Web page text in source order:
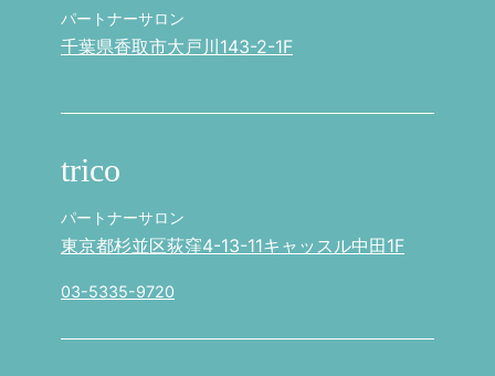
パートナーサロン
千葉県香取市大戸川143-2-1F
trico
パートナーサロン
東京都杉並区荻窪4-13-11キャッスル中田1F
03-5335-9720